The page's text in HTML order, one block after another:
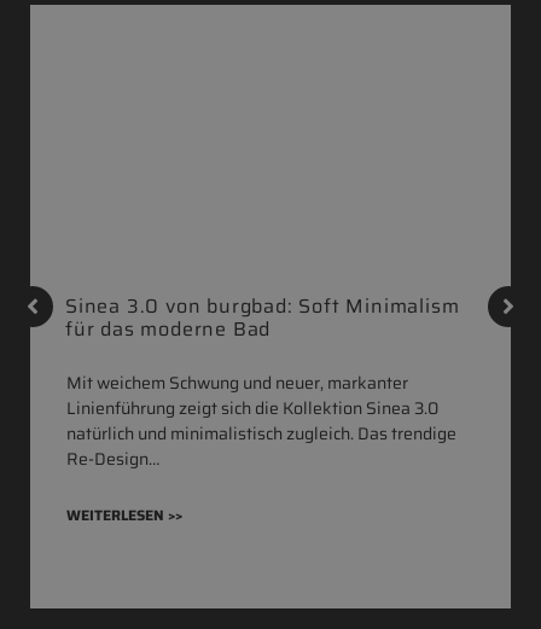
Sinea 3.0 von burgbad: Soft Minimalism
für das moderne Bad
Mit weichem Schwung und neuer, markanter
Linienführung zeigt sich die Kollektion Sinea 3.0
natürlich und minimalistisch zugleich. Das trendige
Re-Design…
WEITERLESEN >>